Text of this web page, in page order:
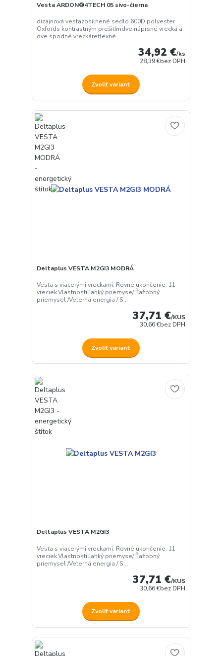
Vesta ARDON®4TECH 05 sivo-čierna
dizajnová vestazosilnené sedlo 600D polyester
Oxfords kontrastným prešitímdve náprsné vrecká a
dve spodné vreckáreflexné...
34,92 €/ks
28,39 €bez DPH
Zvoliť variant
Deltaplus VESTA M2GI3 MODRÁ
Vesta s viacerými vreckami. Rovné ukončenie. 11
vreciek.VlastnostiĽahký priemyse/ Ťažobný
priemysel /Veterná energia / S...
37,71 €/KUS
30,66 €bez DPH
Zvoliť variant
Deltaplus VESTA M2GI3
Vesta s viacerými vreckami. Rovné ukončenie. 11
vreciek.VlastnostiĽahký priemyse/ Ťažobný
priemysel /Veterná energia / S...
37,71 €/KUS
30,66 €bez DPH
Zvoliť variant